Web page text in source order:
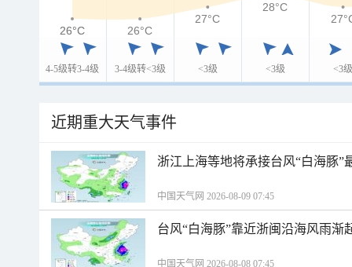
4-5级转3-4级 3-4级转<3级 <3级 <3级 <3级
26°C
26°C 26°C
27°C
28°C
近期重大天气事件
浙江上海等地将承接台风“白海豚”
中国天气网 2026-08-09 07:45
台风“白海豚”靠近浙闽沿海风雨渐
中国天气网 2026-08-08 07:45